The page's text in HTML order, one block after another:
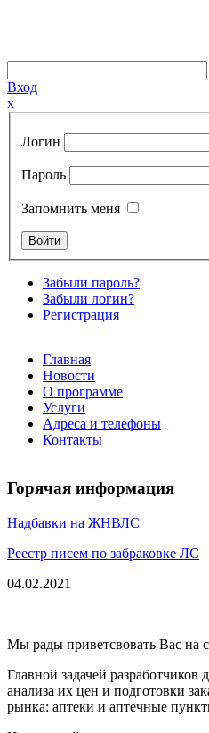
Вход
x
Логин
Пароль
Запомнить меня
Забыли пароль?
Забыли логин?
Регистрация
Главная
Новости
О программе
Услуги
Адреса и телефоны
Контакты
Горячая информация
Надбавки на ЖНВЛС
Реестр писем по забраковке ЛС
04.02.2021
Мы рады приветсвовать Вас на
Главной задачей
анализа их цен и подготовки
рынка: аптеки и аптечные